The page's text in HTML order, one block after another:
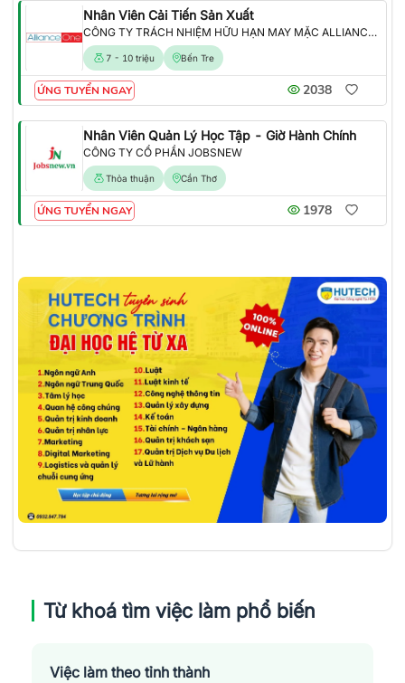
Nhân Viên Cải Tiến Sản Xuất
CÔNG TY TRÁCH NHIỆM HỮU HẠN MAY MẶC ALLIANCE ONE
7 - 10 triệu Bến Tre
ỨNG TUYỂN NGAY 2038
Nhân Viên Quản Lý Học Tập - Giờ Hành Chính
CÔNG TY CỔ PHẦN JOBSNEW
Thỏa thuận Cần Thơ
ỨNG TUYỂN NGAY 1978
Từ khoá tìm việc làm phổ biến
Việc làm theo tỉnh thành